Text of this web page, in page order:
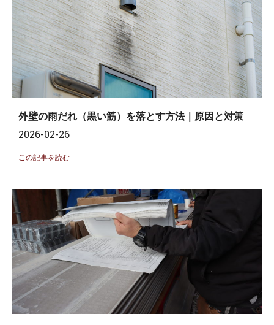
外壁の雨だれ（黒い筋）を落とす方法｜原因と対策
2026-02-26
この記事を読む